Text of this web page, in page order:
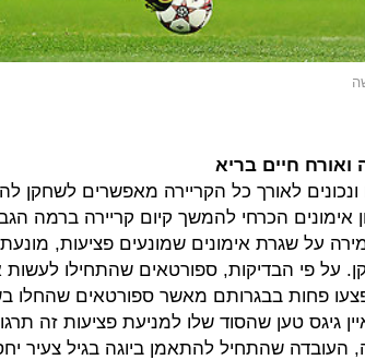
ואורח חיים בריא
ונכונים לאורך כל הקריירה מאפשרים לשחקן
אימונים הכרחי להמשך קיום קריירה ברמה
על שגרת אימונים שמונעים פציעות,
על פי הבדיקות, ספורטאים שהתחילו לעשות
פחות בבגרותם מאשר ספורטאים שהחלו
גיגס טען שהסוד שלו למניעת פציעות זה
העובדה שהתחיל להתאמן ביוגה בגיל צעיר